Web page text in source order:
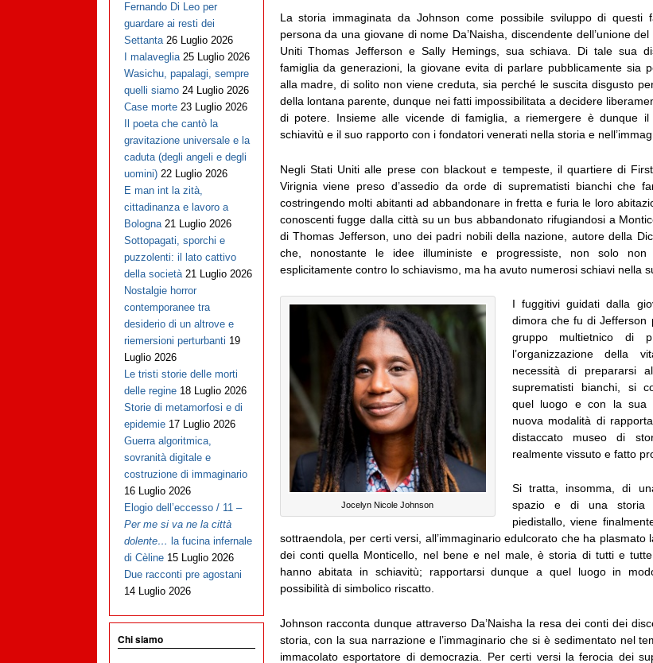
La storia immaginata da Johnson come possibile sviluppo di questi
persona da una giovane di nome Da’Naisha, discendente dell’unione
Uniti Thomas Jefferson e Sally Hemings, sua schiava. Di tale sua
famiglia da generazioni, la giovane evita di parlare pubblicamente sia
alla madre, di solito non viene creduta, sia perché le suscita disgusto
della lontana parente, dunque nei fatti impossibilitata a decidere
di potere. Insieme alle vicende di famiglia, a riemergere è dunque il
schiavitù e il suo rapporto con i fondatori venerati nella storia e
Negli Stati Uniti alle prese con blackout e tempeste, il quartiere di
Virignia viene preso d’assedio da orde di suprematisti bianchi che
costringendo molti abitanti ad abbandonare in fretta e furia le loro
conoscenti fugge dalla città su un bus abbandonato rifugiandosi a
di Thomas Jefferson, uno dei padri nobili della nazione, autore della
che, nonostante le idee illuministe e progressiste, non solo
esplicitamente contro lo schiavismo, ma ha avuto numerosi schiavi nella
Jocelyn Nicole Johnson
I fuggitivi guidati dalla
dimora che fu di Jefferson
gruppo multietnico di
l’organizzazione della
necessità di prepararsi
suprematisti bianchi, si
quel luogo e con la sua
nuova modalità di
distaccato museo di
realmente vissuto e fatto
Si tratta, insomma, di
spazio e di una storia
piedistallo, viene
sottraendola, per certi versi, all’immaginario edulcorato che ha plasmato
dei conti quella Monticello, nel bene e nel male, è storia di tutti e
hanno abitata in schiavitù; rapportarsi dunque a quel luogo in
possibilità di simbolico riscatto.
Johnson racconta dunque attraverso Da’Naisha la resa dei conti dei
storia, con la sua narrazione e l’immaginario che si è sedimentato nel
immacolato esportatore di democrazia. Per certi versi la ferocia dei
Fernando Di Leo per
guardare ai resti dei
Settanta 26 Luglio 2026
I malaveglia 25 Luglio 2026
Wasichu, papalagi, sempre
quelli siamo 24 Luglio 2026
Case morte 23 Luglio 2026
Il poeta che cantò la
gravitazione universale e la
caduta (degli angeli e degli
uomini) 22 Luglio 2026
E man int la zità,
cittadinanza e lavoro a
Bologna 21 Luglio 2026
Sottopagati, sporchi e
puzzolenti: il lato cattivo
della società 21 Luglio 2026
Nostalgie horror
contemporanee tra
desiderio di un altrove e
riemersioni perturbanti 19
Luglio 2026
Le tristi storie delle morti
delle regine 18 Luglio 2026
Storie di metamorfosi e di
epidemie 17 Luglio 2026
Guerra algoritmica,
sovranità digitale e
costruzione di immaginario
16 Luglio 2026
Elogio dell’eccesso / 11 –
Per me si va ne la città
dolente… la fucina infernale
di Cèline 15 Luglio 2026
Due racconti pre agostani
14 Luglio 2026
Chi siamo